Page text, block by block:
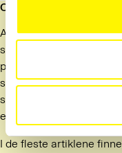
Om basen
Artiklene i svarbasen er
svartjeneste. Svarene
post og telefon de siste
sammen av flere
spørsmålsstillerne er
er grunn til det. Alt
I de fleste artiklene